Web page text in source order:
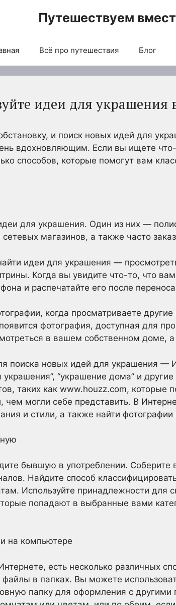
Путешествуем
Всё про путешествия Блог
идеи для украшения
и поиск новых идей для
вдохновляющим. Если вы ищете что-
способов, которые помогут вам
для украшения. Один из них —
магазинов, а также часто
идеи для украшения —
Когда вы увидите что-то, что
и распечатайте его после
когда просматриваете
фотография, доступная для
в вашем собственном доме, а
поиска новых идей для украшения —
“украшение дома” и
таких как www.houzz.com, которые
чем могли себе представить. В
и стили, а также найти
бывшую в употреблении. Соберите
Найдите способ
Используйте принадлежности для
попадают в выбранные вами
на компьютере
есть несколько различных
в папках. Вы можете
папку для оформления с